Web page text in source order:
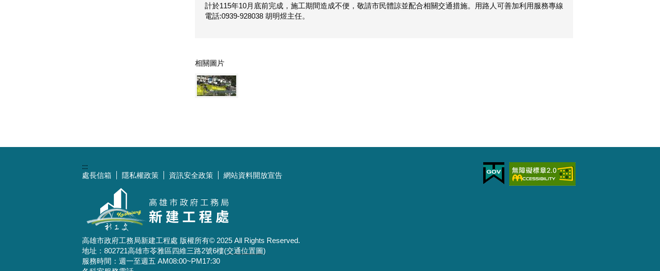
計於115年10月底前完成，施工期間造成不便，敬請市民體諒並配合相關交通措施。用路人可善加利用服務專線
電話:0939-928038 胡明煜主任。
相關圖片
:::
處長信箱
隱私權政策 資訊安全政策 網站資料開放宣告
高雄市政府工務局新建工程處 版權所有© 2025 All Rights Reserved.
地址：802721高雄市苓雅區四維三路2號6樓(交通位置圖)
服務時間：週一至週五 AM08:00~PM17:30